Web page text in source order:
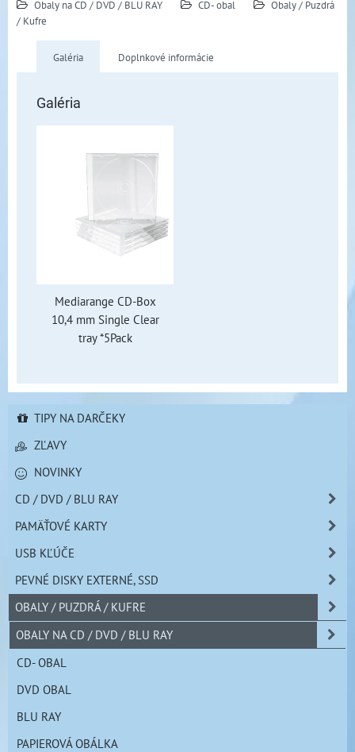
Obaly na CD / DVD / BLU RAY CD- obal
Obaly / Puzdrá
/ Kufre
Galéria Doplnkové informácie
Galéria
Mediarange CD-Box
10,4 mm Single Clear
tray *5Pack
TIPY NA DARČEKY
ZĽAVY
NOVINKY
CD / DVD / BLU RAY
PAMÄŤOVÉ KARTY
USB KĽÚČE
PEVNÉ DISKY EXTERNÉ, SSD
OBALY / PUZDRÁ / KUFRE
OBALY NA CD / DVD / BLU RAY
CD- OBAL
DVD OBAL
BLU RAY
PAPIEROVÁ OBÁLKA